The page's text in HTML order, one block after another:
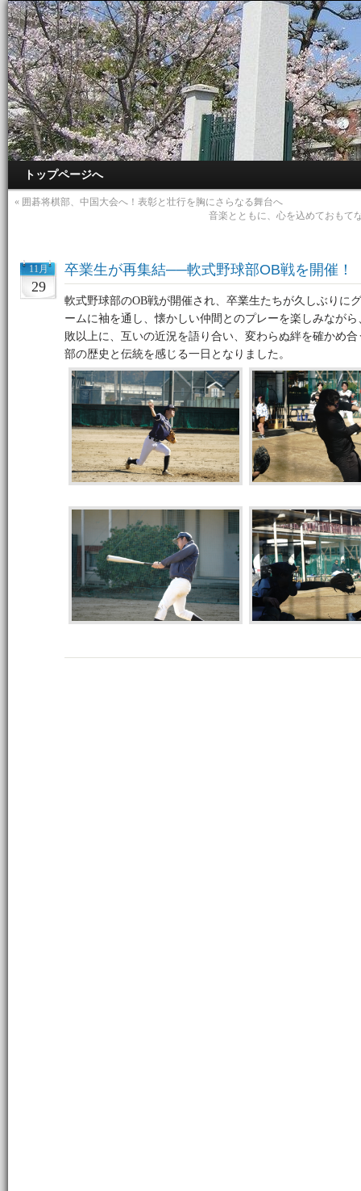
トップページへ
« 囲碁将棋部、中国大会へ！表彰と壮行を胸にさらなる舞台へ
音楽とともに、心を込めておもて
11月
29
卒業生が再集結──軟式野球部OB戦を開催！
軟式野球部のOB戦が開催され、卒業生たちが久しぶりに
ームに袖を通し、懐かしい仲間とのプレーを楽しみなが
敗以上に、互いの近況を語り合い、変わらぬ絆を確かめ
部の歴史と伝統を感じる一日となりました。